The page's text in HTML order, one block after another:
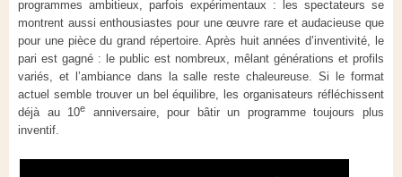
programmes ambitieux, parfois expérimentaux : les spectateurs se
montrent aussi enthousiastes pour une œuvre rare et audacieuse que
pour une pièce du grand répertoire. Après huit années d’inventivité, le
pari est gagné : le public est nombreux, mêlant générations et profils
variés, et l’ambiance dans la salle reste chaleureuse. Si le format
actuel semble trouver un bel équilibre, les organisateurs réfléchissent
déjà au 10e
anniversaire, pour bâtir un programme toujours plus
inventif.